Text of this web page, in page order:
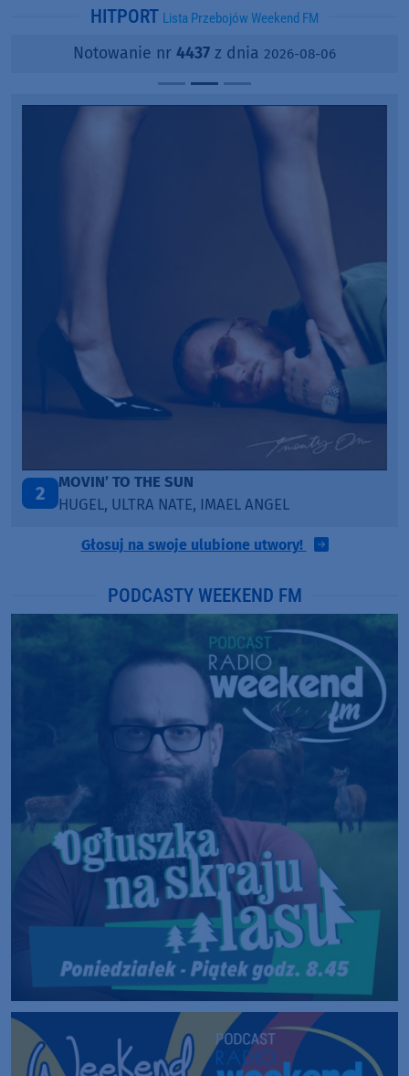
HITPORT Lista Przebojów Weekend FM
Notowanie nr 4437 z dnia 2026-08-06
2
MOVIN’ TO THE SUN
HUGEL, ULTRA NATE, IMAEL ANGEL
Głosuj na swoje ulubione utwory!
PODCASTY WEEKEND FM